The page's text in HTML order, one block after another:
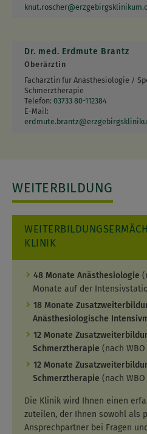
Chefarzt der Klinik für
knut.roscher@
Dr. med. Erdmute Brantz
Oberärztin
Fachärztin für Anästhesiologie /
Schmerztherapie
Telefon: 03733 80-112384
E-Mail:
erdmute.brantz@
WEITERBILDUNG
KLINIK
48 Monate Anästhesiologie
Monate auf der
18 Monate
Anästhesiologische
12 Monate
Schmerztherapie (nach WBO
12 Monate
Schmerztherapie (nach WBO
Die Klinik wird Ihnen einen
zuteilen, der Ihnen sowohl als
Ansprechpartner bei Fragen